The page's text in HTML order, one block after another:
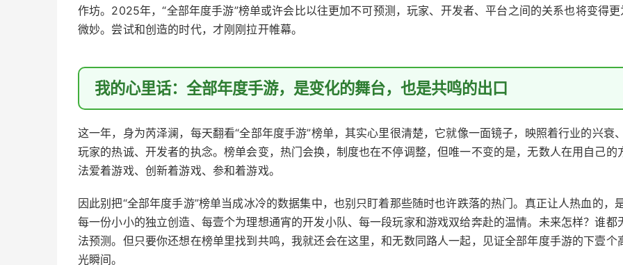
作坊。2025年，“全部年度手游”榜单或许会比以往更加不可预测，玩家、开发者、平台之间的关系也将变得更
微妙。尝试和创造的时代，才刚刚拉开帷幕。
我的心里话：全部年度手游，是变化的舞台，也是共鸣的出口
这一年，身为芮泽澜，每天翻看“全部年度手游”榜单，其实心里很清楚，它就像一面镜子，映照着行业的兴衰、
玩家的热诚、开发者的执念。榜单会变，热门会换，制度也在不停调整，但唯一不变的是，无数人在用自己的
法爱着游戏、创新着游戏、参和着游戏。
因此别把“全部年度手游”榜单当成冰冷的数据集中，也别只盯着那些随时也许跌落的热门。真正让人热血的，
每一份小小的独立创造、每壹个为理想通宵的开发小队、每一段玩家和游戏双给奔赴的温情。未来怎样？谁都
法预测。但只要你还想在榜单里找到共鸣，我就还会在这里，和无数同路人一起，见证全部年度手游的下壹个
光瞬间。